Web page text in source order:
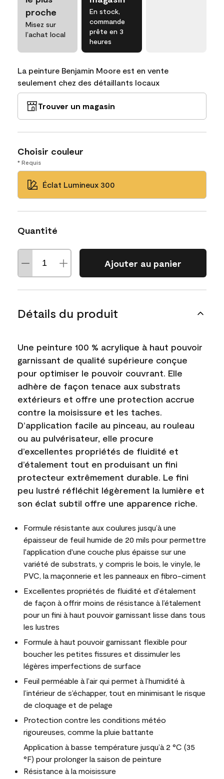
proche
Misez sur
l’achat local
En stock,
commande
prête en 3
heures
La peinture Benjamin Moore est en vente
seulement chez des détaillants locaux
Trouver un magasin
Choisir couleur
* Requis
Éclat Lumineux 300
Quantité
Ajouter au panier
Détails du produit
Une peinture 100 % acrylique à haut pouvoir
garnissant de qualité supérieure conçue
pour optimiser le pouvoir couvrant. Elle
adhère de façon tenace aux substrats
extérieurs et offre une protection accrue
contre la moisissure et les taches.
D’application facile au pinceau, au rouleau
ou au pulvérisateur, elle procure
d’excellentes propriétés de fluidité et
d’étalement tout en produisant un fini
protecteur extrêmement durable. Le fini
peu lustré réfléchit légèrement la lumière et
son éclat subtil offre une apparence riche.
Formule résistante aux coulures jusqu’à une
épaisseur de feuil humide de 20 mils pour permettre
l'application d'une couche plus épaisse sur une
variété de substrats, y compris le bois, le vinyle, le
PVC, la maçonnerie et les panneaux en fibro-ciment
Excellentes propriétés de fluidité et d'étalement
de façon à offrir moins de résistance à l’étalement
pour un fini à haut pouvoir garnissant lisse dans tous
les lustres
Formule à haut pouvoir garnissant flexible pour
boucher les petites fissures et dissimuler les
légères imperfections de surface
Feuil perméable à l’air qui permet à l’humidité à
l’intérieur de s’échapper, tout en minimisant le risque
de cloquage et de pelage
Protection contre les conditions météo
rigoureuses, comme la pluie battante
Application à basse température jusqu’à 2 °C (35
°F) pour prolonger la saison de peinture
Résistance à la moisissure